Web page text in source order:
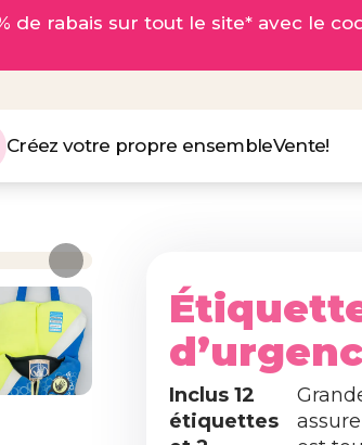
de rabais sur tout le site* avec le
Créez votre propre ensembleVente!
Inclus 12
étiquettes